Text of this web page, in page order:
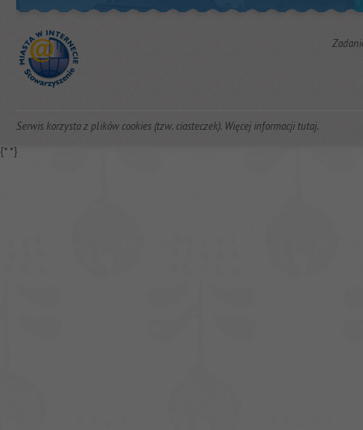
Serwis korzysta z plików cookies (tzw. ciasteczek). Więcej informacjitutaj.
{**}